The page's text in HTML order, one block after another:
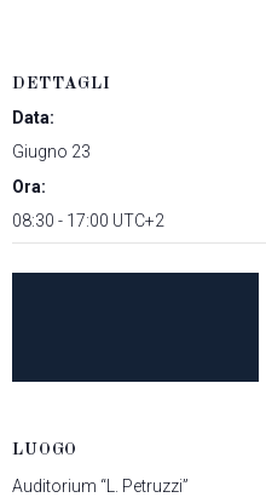
DETTAGLI
Data:
Giugno 23
Ora:
08:30 - 17:00 UTC+2
LUOGO
Auditorium “L. Petruzzi”